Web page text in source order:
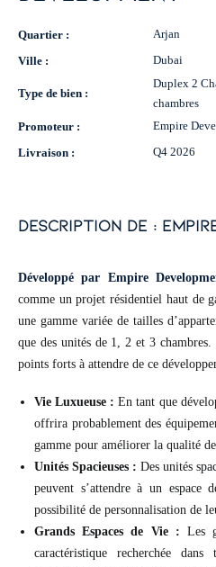
Quartier :
Arjan
Ville :
Dubai
Type de bien :
Duplex 2
chambres
Promoteur :
Empire
Livraison :
Q4 2026
description de :
Développé par Empire
comme un projet résidentiel haut de
une gamme variée de tailles
que des unités de 1, 2 et 3
points forts à attendre de ce
Vie Luxueuse : En tant que
offrira probablement des
gamme pour améliorer la qualité
Unités Spacieuses : Des unités
peuvent s’attendre à un
possibilité de personnalisation de
Grands Espaces de Vie : Les
caractéristique recherchée dans